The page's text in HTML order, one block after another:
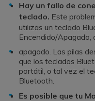
Hay un fallo de
teclado. Este
utilizas un teclado
Encendido/Apagado,
apagado. Las pilas
que los teclados
portátil, o tal vez el
Bluetooth.
Es posible que tu